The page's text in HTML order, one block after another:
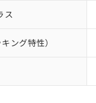
ス
ング特性）